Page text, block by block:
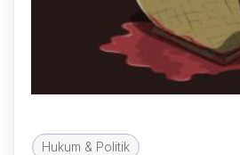
Hukum & Politik